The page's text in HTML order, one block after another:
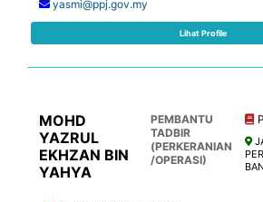
yasmi@ppj.gov.my
Lihat Profile
MOHD
YAZRUL
EKHZAN BIN
YAHYA
PEMBANTU
TADBIR
(PERKERANIAN
/OPERASI)